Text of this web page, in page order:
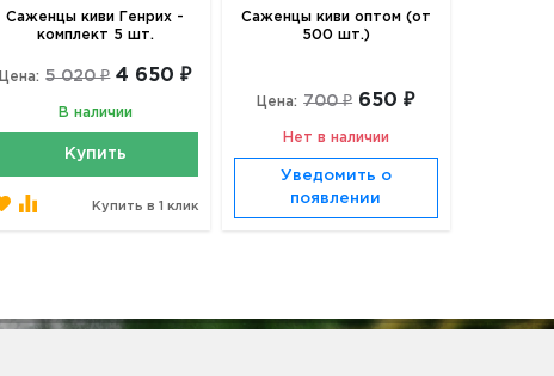
Саженцы киви Генрих -
комплект 5 шт.
Цена: 5 020 ₽ 4 650 ₽
В наличии
Купить
Купить в 1 клик
Саженцы киви оптом (от
500 шт.)
Цена: 700 ₽ 650 ₽
Нет в наличии
Уведомить о
появлении